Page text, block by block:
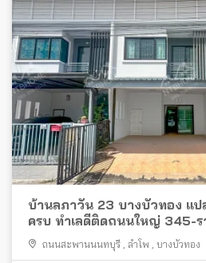
บ้านลภาวัน 23 บางบัวทอง แป
ครบ ทำเลดีติดถนนใหญ่ 345-
ถนนสะพานนนทบุรี ลำโพ บางบัวทอง